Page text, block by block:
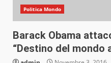
Politica Mondo
Barack Obama
“Destino del mondo